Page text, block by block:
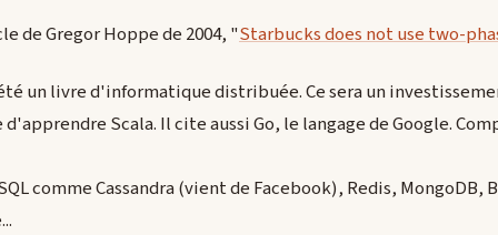
de Gregor Hoppe de 2004, "Starbucks does not use two-
un livre d'informatique distribuée. Ce sera un
Scala. Il cite aussi Go, le langage de Google.
comme Cassandra (vient de Facebook), Redis, MongoDB,